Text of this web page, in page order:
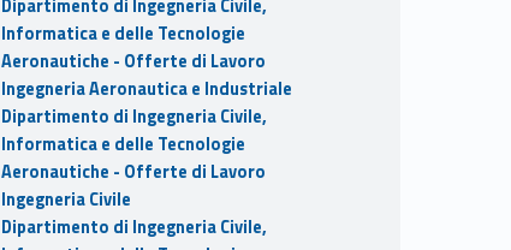
Dipartimento di Ingegneria Civile,
Informatica e delle Tecnologie
Aeronautiche - Offerte di Lavoro
Ingegneria Aeronautica e Industriale
Dipartimento di Ingegneria Civile,
Informatica e delle Tecnologie
Aeronautiche - Offerte di Lavoro
Ingegneria Civile
Dipartimento di Ingegneria Civile,